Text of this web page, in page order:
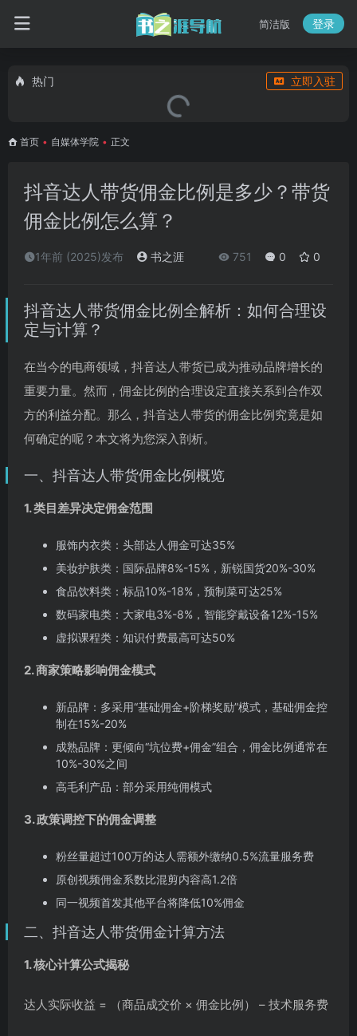
简洁版 登录
热门 立即入驻
首页 • 自媒体学院 • 正文
抖音达人带货佣金比例是多少？带货
佣金比例怎么算？
1年前 (2025)发布 书之涯 751 0 0
抖音达人带货佣金比例全解析：如何合理设
定与计算？
在当今的电商领域，抖音达人带货已成为推动品牌增长的
重要力量。然而，佣金比例的合理设定直接关系到合作双
方的利益分配。那么，抖音达人带货的佣金比例究竟是如
何确定的呢？本文将为您深入剖析。
一、抖音达人带货佣金比例概览
1. 类目差异决定佣金范围
服饰内衣类：头部达人佣金可达35%
美妆护肤类：国际品牌8%-15%，新锐国货20%-30%
食品饮料类：标品10%-18%，预制菜可达25%
数码家电类：大家电3%-8%，智能穿戴设备12%-15%
虚拟课程类：知识付费最高可达50%
2. 商家策略影响佣金模式
新品牌：多采用“基础佣金+阶梯奖励”模式，基础佣金控
制在15%-20%
成熟品牌：更倾向“坑位费+佣金”组合，佣金比例通常在
10%-30%之间
高毛利产品：部分采用纯佣模式
3. 政策调控下的佣金调整
粉丝量超过100万的达人需额外缴纳0.5%流量服务费
原创视频佣金系数比混剪内容高1.2倍
同一视频首发其他平台将降低10%佣金
二、抖音达人带货佣金计算方法
1. 核心计算公式揭秘
达人实际收益 = （商品成交价 × 佣金比例） – 技术服务费